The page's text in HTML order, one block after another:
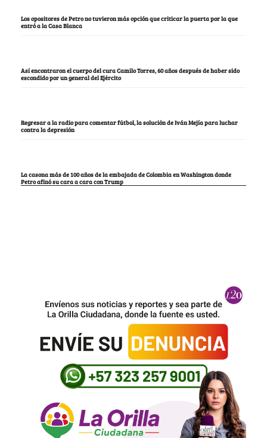
Los opositores de Petro no tuvieron más opción que criticar la puerta por la que
entró a la Casa Blanca
Así encontraron el cuerpo del cura Camilo Torres, 60 años después de haber sido
escondido por un general del Ejército
Regresar a la radio para comentar fútbol, la solución de Iván Mejía para luchar
contra la depresión
La casona más de 100 años de la embajada de Colombia en Washington donde
Petro afinó su cara a cara con Trump